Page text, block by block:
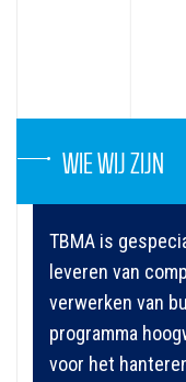
WIE WIJ ZIJN
TBMA is
leveren van
verwerken van
programma
voor het